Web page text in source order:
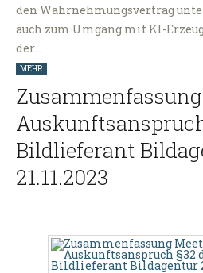
den Wahrnehmungsvertrag
auch zum Umgang mit KI-
der…
MEHR
Bildlieferant
21.11.2023